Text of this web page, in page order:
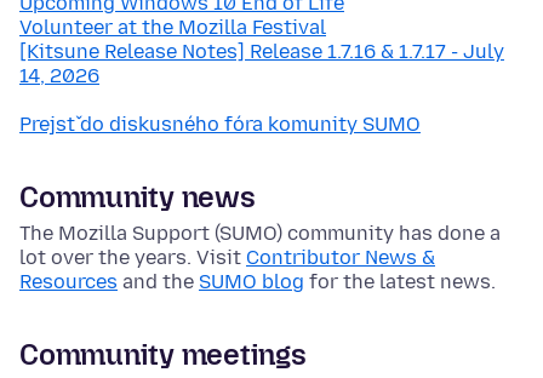
Volunteer at the Mozilla Festival
[Kitsune Release Notes] Release 1.7.16 & 1.7.17 - July
14, 2026
Prejsť do diskusného fóra komunity SUMO
Community news
The Mozilla Support (SUMO) community has done a
lot over the years. Visit Contributor News &
Resources and the SUMO blog for the latest news.
Community meetings